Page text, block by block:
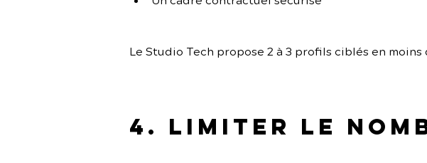
Le Studio Tech propose 2 à 3 profils ciblés en
4. Limiter le